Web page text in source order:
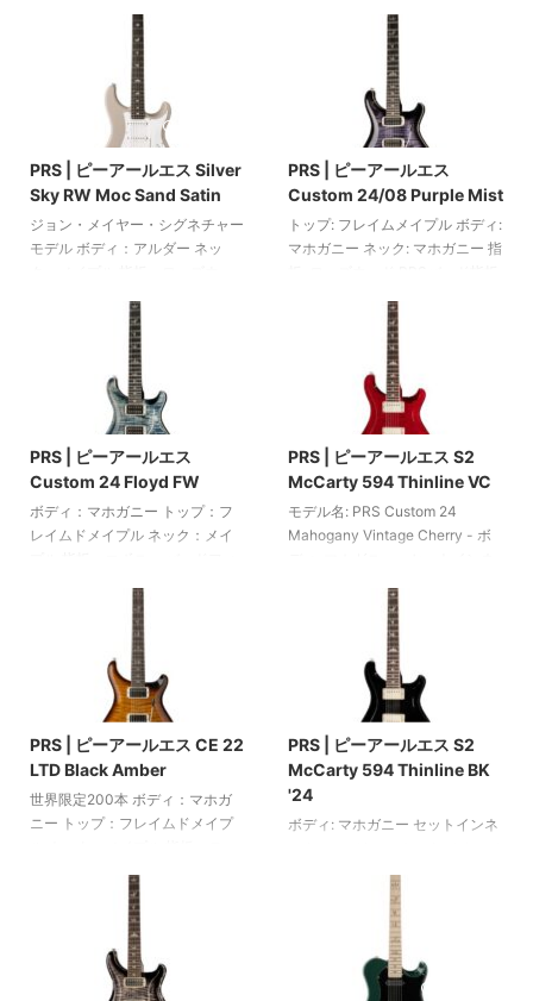
ナンバー：038 ...
ガニー 指板：ローズウッド 指板
インレイ：バーズ ネック形状：
パターンシン スケール：635 mm
24フレット ピックアップ：2基の
アンカバード85/15ハムバッカー
ボリューム1つ、トーンコントロ
ール1つ 5ウェイスイッチ PRS
Gen IIIトレモロ PRS Phase IIIロ
ッキングマシンヘッド ニッケル
ハードウェア ニトロセルロース
ラッカー カラー：コバルトスモ
ーレ - 1フレットのネック厚さ：
21 mm / 12フレット：25 mm 指
板半径：254 mm（10インチ）
スケール：648 mm（25.5イン
チ） ナット幅：42.1 mm（1.656
インチ） ボーンナット 22フレッ
ト ピックアップ：1つのフィオー
レハムバッカー（ブリッジ）と2
つのフィオーレシングルコイル
（ネックとミドル） ボリューム
PRS | ピーアールエス Silver
Sky RW Moc Sand Satin
ジョン・メイヤー・シグネチャー
モデル ボディ：アルダー ネッ
状：635 mm JM-R 指板半径：
184 mm (7.25インチ) スケール：
648 mm (25.5インチ) ナット幅：
42.1 mm (1.656インチ) ボーンナ
ット 22フレット ピックアップ：
3基の635JMシングルコイル ボ
リューム1つ、トーン2つのコント
ロール 5ウェイスイッチ PRSスチ
ールトレモロ ヴィンテージスタ
イルのロッキングペグ ニッケル
PRS | ピーアールエス
Custom 24/08 Purple Mist
トップ: フレイムメイプル ボディ:
マホガニー ネック: マホガニー 指
ン ピックアップ: TCI トレブルと
ベースハムバッカー 3ウェイスイ
ッチとコイルタップ用の2つのミ
ニスイッチ ボリュームとトーン
コントロール PRS Gen III トレモ
ロ Phase III ロッキングペグ ニッ
ケルハードウェア カラー: パープ
ルミスト PRSケース付属 アメリ
カ製
PRS | ピーアールエス
Custom 24 Floyd FW
ボディ：マホガニー トップ：フ
レイムドメイプル ネック：メイ
ロファイル：パターンシン スケ
ール：635 mm 24フレット ピッ
クアップ：2つのオープンPRS m/
ハムバッカー ボリューム1つ、ト
ーン1つのコントロール 5ウェイ
スイッチ オリジナルフロイドロ
ーズトレモロ ロッキングナット
PRSフェーズIIIロッキングマシン
ヘッド（ウイングボタン付き）
ニッケルハードウェア カラー：
PRS | ピーアールエス S2
McCarty 594 Thinline VC
モデル名: PRS Custom 24
Mahogany Vintage Cherry - ボ
ディング: フォーボーン - フィン
ガーボード: ローズウッド - フィ
ンガーボードインレイ: 鳥 - ネッ
クプロファイル: パターンシン -
ナット幅: 42.9 mm - フィンガー
ボード半径: 254 mm (1フレット
時のネック厚さ: 21 mm, 12フレッ
ト時のネック厚さ: 23 mm) - 22
フレット - スケール: 625 ...
PRS | ピーアールエス CE 22
LTD Black Amber
世界限定200本 ボディ：マホガ
ニー トップ：フレイムドメイプ
ドインレイ ネックプロファイ
ル：パターンレギュラー スケー
ル：635 mm 22フレット ピック
アップ：2基の58/15 LTハムバッ
カー ボリュームコントロール1基
PRS | ピーアールエス S2
McCarty 594 Thinline BK
'24
ボディ: マホガニー セットインネ
ィング: フォーボーン 指板: ロー
ズウッド 指板インレイ: 鳥 ネック
プロファイル: パターンシン ナッ
ト幅: 42.9 mm 指板半径: 254
mm（1フレット時のネック厚さ:
21 mm、12フレット時のネック厚